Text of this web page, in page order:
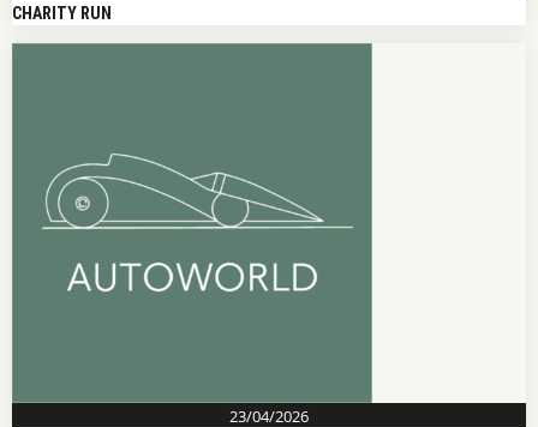
CHARITY RUN
23/04/2026